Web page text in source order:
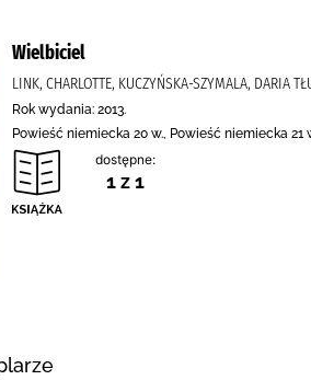
Wielbiciel
LINK, CHARLOTTE, KUCZYŃSKA-SZYMALA, DARIA
Rok wydania: 2013.
Powieść niemiecka 20 w., Powieść niemiecka 21
dostępne:
1 z 1